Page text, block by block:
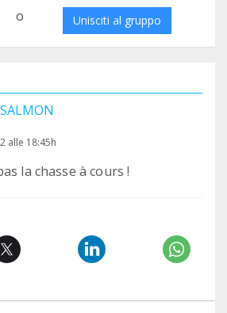
o Unisciti al gruppo
alle 18:45h
la chasse à cours !